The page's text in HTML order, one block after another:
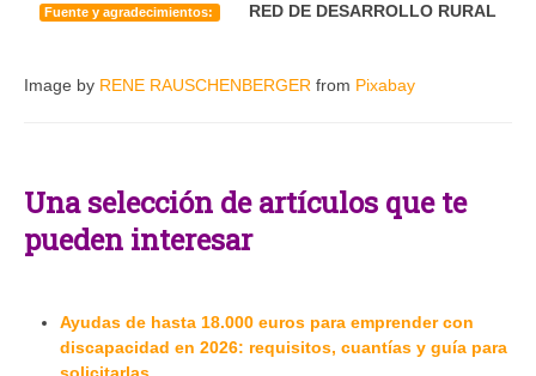
Fuente y agradecimientos: RED DE DESARROLLO RURAL
Image by RENE RAUSCHENBERGER from Pixabay
Una selección de artículos que te
pueden interesar
Ayudas de hasta 18.000 euros para emprender con
discapacidad en 2026: requisitos, cuantías y guía para